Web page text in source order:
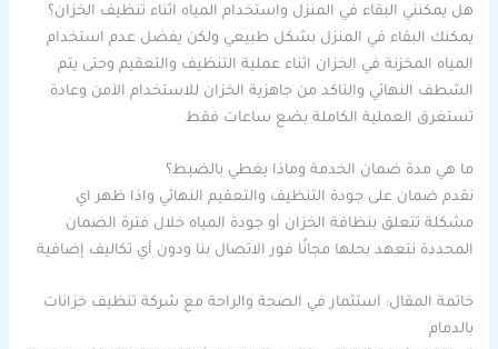
هل يمكنني البقاء في المنزل واستخدام المياه اثناء تنظيف الخزان؟
يمكنك البقاء في المنزل بشكل طبيعي ولكن يفضل عدم استخدام
المياه المخزنة في الخزان اثناء عملية التنظيف والتعقيم وحتى يتم
الشطف النهائي والتاكد من جاهزية الخزان للاستخدام الآمن وعادة
تستغرق العملية الكاملة بضع ساعات فقط
ما هي مدة ضمان الخدمة وماذا يغطي بالضبط؟
نقدم ضمان على جودة التنظيف والتعقيم النهائي واذا ظهر اي
مشكلة تتعلق بنظافة الخزان أو جودة المياه خلال فترة الضمان
المحددة نتعهد بحلها مجانًا فور الاتصال بنا ودون أي تكاليف إضافية
خاتمة المقال: استثمار في الصحة والراحة مع شركة تنظيف خزانات
بالدمام